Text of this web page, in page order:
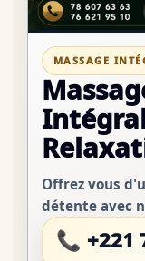
MASSAGE
Offrez vous
détente avec
réalisé dans
chaleureuse
📞 +221